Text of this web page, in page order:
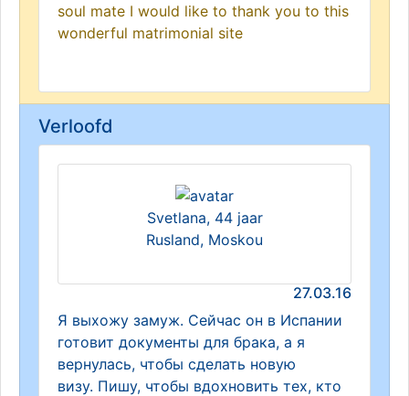
soul mate I would like to thank you to this
wonderful matrimonial site
Verloofd
Svetlana, 44 jaar
Rusland, Moskou
27.03.16
Я выхожу замуж. Сейчас он в Испании
готовит документы для брака, а я
вернулась, чтобы сделать новую
визу. Пишу, чтобы вдохновить тех, кто